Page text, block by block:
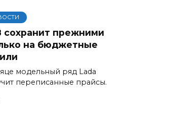
сохранит прежними
на бюджетные
модельный ряд Lada
переписанные прайсы.